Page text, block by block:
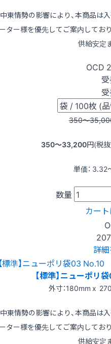
東情勢の影響により、本商品は
ター様を優先してご案内してお
供給安定
OCD
350〜
350〜33,200円(税
単価： 3.32
数量
カー
詳
【標準】ニューポ
外寸：180mm x
東情勢の影響により、本商品は
ター様を優先してご案内してお
供給安定